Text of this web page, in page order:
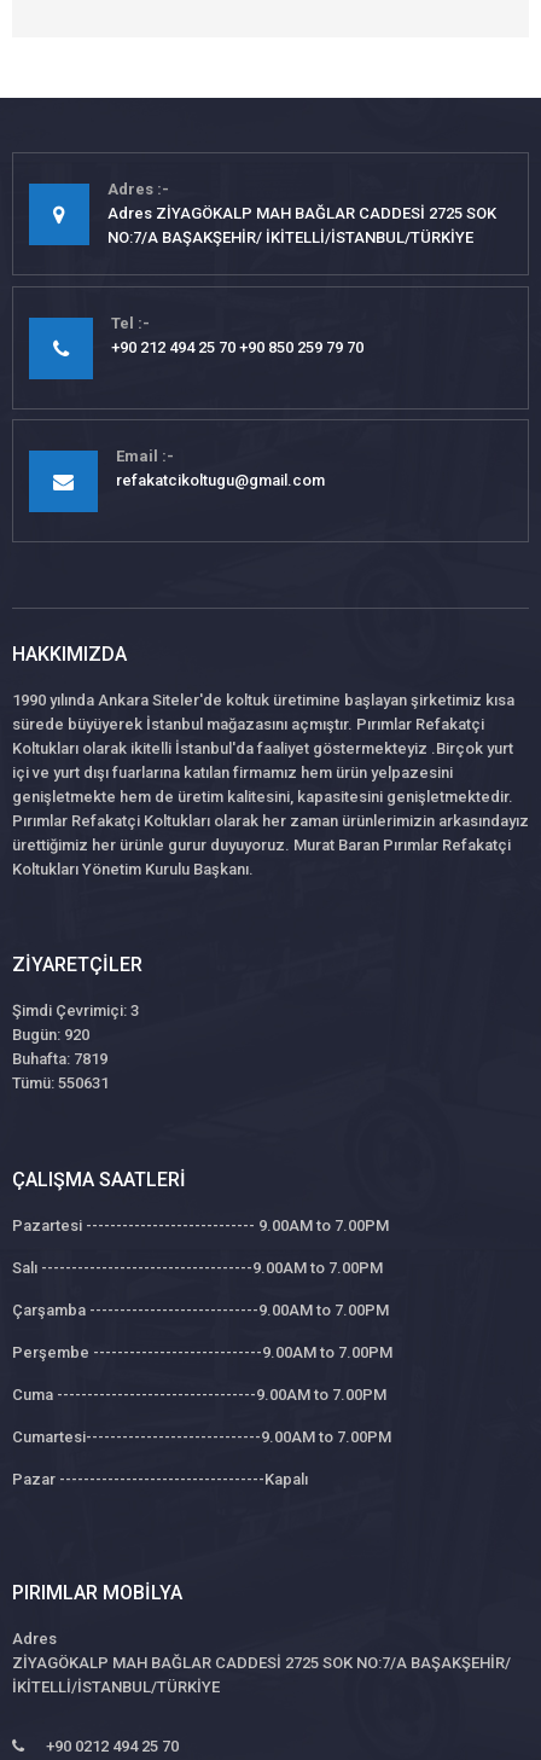
Adres
Adres ZİYAGÖKALP MAH BAĞLAR CADDESİ 2725 SOK
NO:7/A BAŞAKŞEHİR/ İKİTELLİ/İSTANBUL/TÜRKİYE
Tel
+90 212 494 25 70 +90 850 259 79 70
Email
refakatcikoltugu@gmail.com
HAKKIMIZDA
1990 yılında Ankara Siteler'de koltuk üretimine başlayan şirketimiz kısa
sürede büyüyerek İstanbul mağazasını açmıştır. Pırımlar Refakatçi
Koltukları olarak ikitelli İstanbul'da faaliyet göstermekteyiz .Birçok yurt
içi ve yurt dışı fuarlarına katılan firmamız hem ürün yelpazesini
genişletmekte hem de üretim kalitesini, kapasitesini genişletmektedir.
Pırımlar Refakatçi Koltukları olarak her zaman ürünlerimizin arkasındayız
ürettiğimiz her ürünle gurur duyuyoruz. Murat Baran Pırımlar Refakatçi
Koltukları Yönetim Kurulu Başkanı.
ZIYARETÇILER
Şimdi Çevrimiçi: 3
Bugün: 920
Buhafta: 7819
Tümü: 550631
ÇALIŞMA SAATLERI
Pazartesi ---------------------------- 9.00AM to 7.00PM
Salı -----------------------------------9.00AM to 7.00PM
Çarşamba ----------------------------9.00AM to 7.00PM
Perşembe ----------------------------9.00AM to 7.00PM
Cuma ---------------------------------9.00AM to 7.00PM
Cumartesi-----------------------------9.00AM to 7.00PM
Pazar ----------------------------------Kapalı
PIRIMLAR MOBILYA
Adres
ZİYAGÖKALP MAH BAĞLAR CADDESİ 2725 SOK NO:7/A BAŞAKŞEHİR/
İKİTELLİ/İSTANBUL/TÜRKİYE
+90 0212 494 25 70